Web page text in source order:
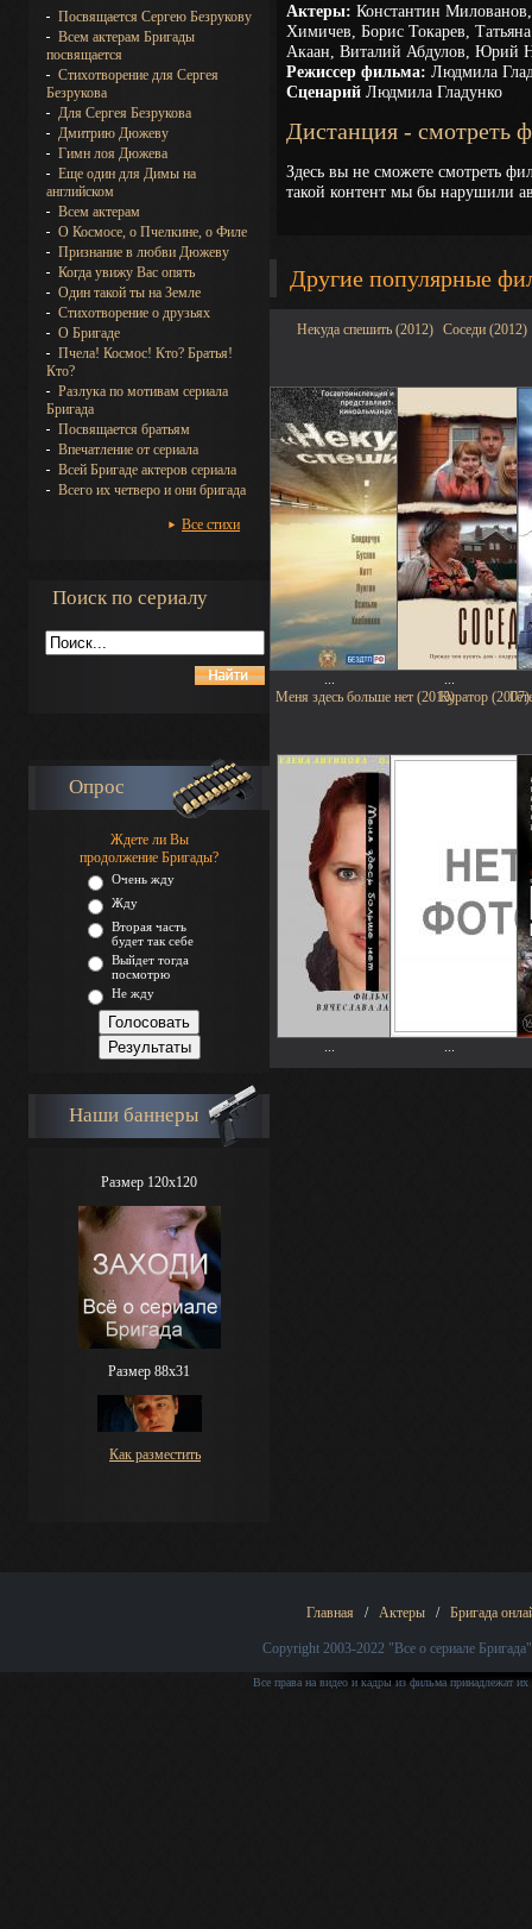
Посвящается Сергею Безрукову
Всем актерам Бригады
посвящается
Стихотворение для Сергея
Безрукова
Для Сергея Безрукова
Дмитрию Дюжеву
Гимн лоя Дюжева
Еще один для Димы на
английском
Всем актерам
О Космосе, о Пчелкине, о Филе
Признание в любви Дюжеву
Когда увижу Вас опять
Один такой ты на Земле
Стихотворение о друзьях
О Бригаде
Пчела! Космос! Кто? Братья!
Кто?
Разлука по мотивам сериала
Бригада
Посвящается братьям
Впечатление от сериала
Всей Бригаде актеров сериала
Всего их четверо и они бригада
Все стихи
Поиск по сериалу
Опрос
Ждете ли Вы
продолжение Бригады?
Очень жду
Жду
Вторая часть
будет так себе
Выйдет тогда
посмотрю
Не жду
Наши баннеры
Размер 120x120
Размер 88х31
Как разместить
Актеры: Константин
Химичев, Борис Токарев,
Акаан, Виталий Абдулов, Юрий
Режиссер фильма: Людмила
Сценарий Людмила Гладунко
Дистанция - смотреть
Здесь вы не сможете смотреть
такой контент мы бы нарушили
Другие популярные
Некуда спешить (2012)
...
Соседи (2012)
...
Меня здесь больше нет (2013)
...
Куратор (2007)
...
Главная / Актеры / Бригада
Copyright 2003-2022 "Все о сериале Бригада"
Все права на видео и кадры из фильма принадлежат